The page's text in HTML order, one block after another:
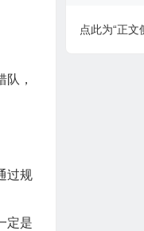
，
过规
定是
点此为“正文